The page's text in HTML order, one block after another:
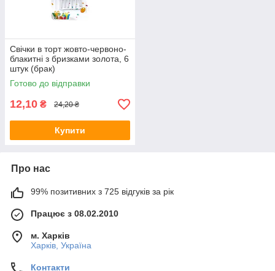
Свічки в торт жовто-червоно-
блакитні з бризками золота, 6
штук (брак)
Готово до відправки
12,10 ₴ 24,20 ₴
Купити
Про нас
99% позитивних з 725 відгуків за рік
Працює з 08.02.2010
м. Харків
Харків, Україна
Контакти